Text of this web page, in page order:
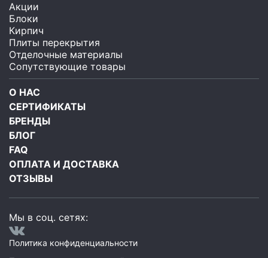
Акции
Блоки
Кирпич
Плиты перекрытия
Отделочные материалы
Сопутствующие товары
О НАС
СЕРТИФИКАТЫ
БРЕНДЫ
БЛОГ
FAQ
ОПЛАТА И ДОСТАВКА
ОТЗЫВЫ
Мы в соц. сетях:
Политика конфиденциальности